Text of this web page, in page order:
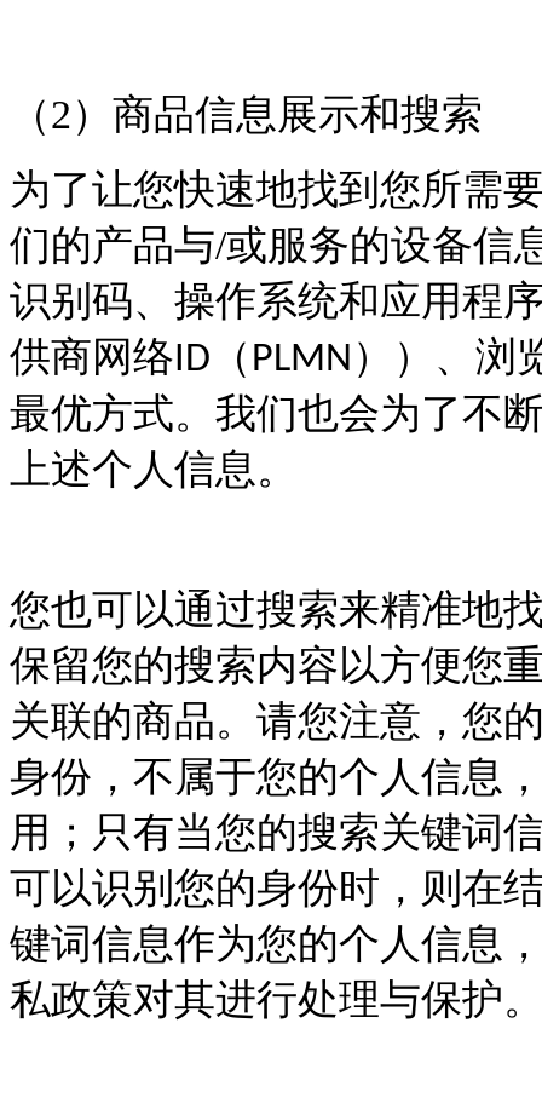
（2）商品信息展示和搜索
为了让您快速地找到您所需
们的产品与/或服务的设备信
识别码、操作系统和应用程
供商网络ID （ PLMN ））、浏
最优方式。我们也会为了不
上述个人信息。
您也可以通过搜索来精准地
保留您的搜索内容以方便您
关联的商品。请您注意，您
身份，不属于您的个人信息
用；只有当您的搜索关键词
可以识别您的身份时，则在
键词信息作为您的个人信息
私政策对其进行处理与保护